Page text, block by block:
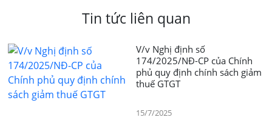
Tin tức liên quan
V/v Nghị định số
174/2025/NĐ-CP của Chính
phủ quy định chính sách giảm
thuế GTGT
15/7/2025